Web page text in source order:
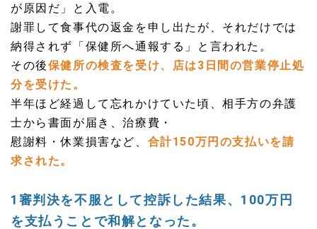
が原因だ」と入電。
謝罪して食事代の返金を申し出たが、それだけでは
納得されず「保健所へ通報する」と言われた。
その後保健所の検査を受け、店は3日間の営業停止処
分を受けた。
半年ほど経過して忘れかけていた頃、相手方の弁護
士から書面が届き、治療費・
慰謝料・休業損害など、 合計150万円の支払いを請
求された。
1審判決を不服として控訴した結果、 100万円
を支払うことで和解となった。